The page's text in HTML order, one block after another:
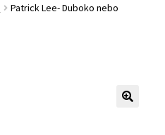
Patrick Lee- Duboko nebo